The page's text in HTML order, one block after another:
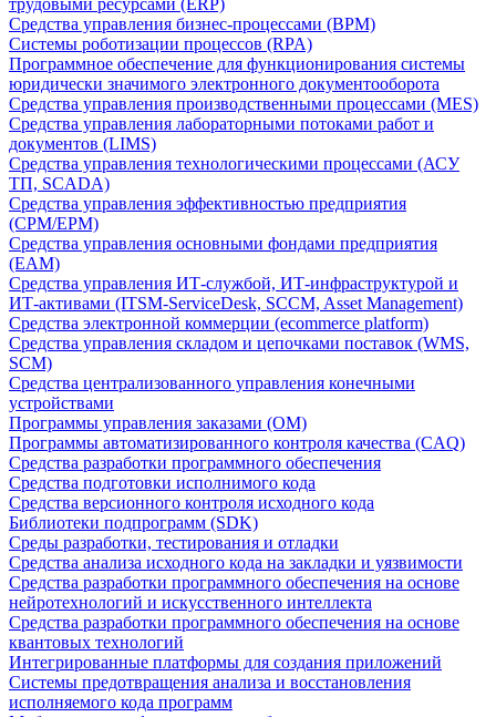
трудовыми ресурсами (ERP)
Средства управления бизнес-процессами (BPM)
Системы роботизации процессов (RPA)
Программное обеспечение для функционирования системы
юридически значимого электронного документооборота
Средства управления производственными процессами (MES)
Средства управления лабораторными потоками работ и
документов (LIMS)
Средства управления технологическими процессами (АСУ
ТП, SCADA)
Средства управления эффективностью предприятия
(CPM/EPM)
Средства управления основными фондами предприятия
(EAM)
Средства управления ИТ-службой, ИТ-инфраструктурой и
ИТ-активами (ITSM-ServiceDesk, SCCM, Asset Management)
Средства электронной коммерции (ecommerce platform)
Средства управления складом и цепочками поставок (WMS,
SCM)
Средства централизованного управления конечными
устройствами
Программы управления заказами (OM)
Программы автоматизированного контроля качества (CAQ)
Средства разработки программного обеспечения
Средства подготовки исполнимого кода
Средства версионного контроля исходного кода
Библиотеки подпрограмм (SDK)
Среды разработки, тестирования и отладки
Средства анализа исходного кода на закладки и уязвимости
Средства разработки программного обеспечения на основе
нейротехнологий и искусственного интеллекта
Средства разработки программного обеспечения на основе
квантовых технологий
Интегрированные платформы для создания приложений
Системы предотвращения анализа и восстановления
исполняемого кода программ